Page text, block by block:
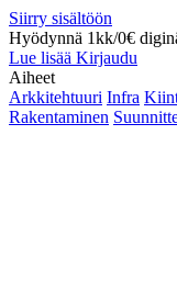
Siirry sisältöön
Hyödynnä 1kk/0€
Lue lisää Kirjaudu
Aiheet
Arkkitehtuuri Infra
Rakentaminen